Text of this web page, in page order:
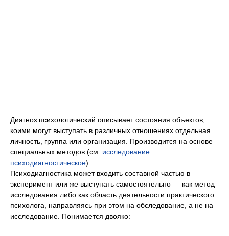
Диагноз психологический описывает состояния объектов,
коими могут выступать в различных отношениях отдельная
личность, группа или организация. Производится на основе
специальных методов (см.
исследование
психодиагностическое).
Психодиагностика может входить составной частью в
эксперимент или же выступать самостоятельно — как метод
исследования либо как область деятельности практического
психолога, направляясь при этом на обследование, а не на
исследование. Понимается двояко: